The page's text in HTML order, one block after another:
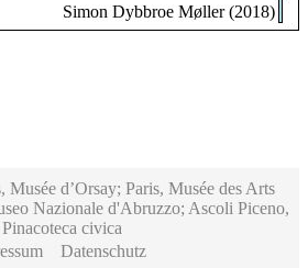
Simon Dybbroe Møller (2018)
Musée d’Orsay; Paris, Musée des Arts
Nazionale d'Abruzzo; Ascoli Piceno,
Pinacoteca civica
Datenschutz